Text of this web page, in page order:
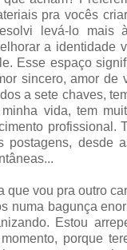
pra vocês
levá-lo mais
a identidade
Esse espaço
sincero, amor de
a sete chaves,
vida, tem
profissional.
desde
que vou pra outro
numa bagunça
Estou
porque